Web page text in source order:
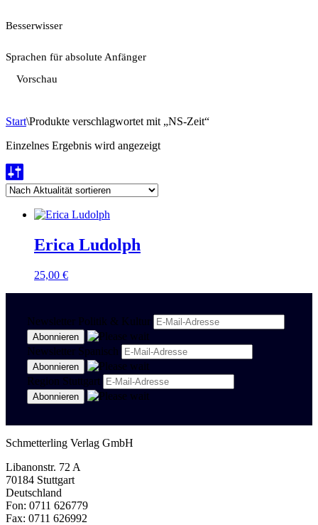
Besserwisser
Sprachen für absolute Anfänger
Vorschau
Start\Produkte verschlagwortet mit „NS-Zeit“
Einzelnes Ergebnis wird angezeigt
Erica Ludolph
25,00 €
Newsletter Politik & Kultur
Newsletter Spanisch
Region Stuttgart
Schmetterling Verlag GmbH
Libanonstr. 72 A
70184 Stuttgart
Deutschland
Fon: 0711 626779
Fax: 0711 626992